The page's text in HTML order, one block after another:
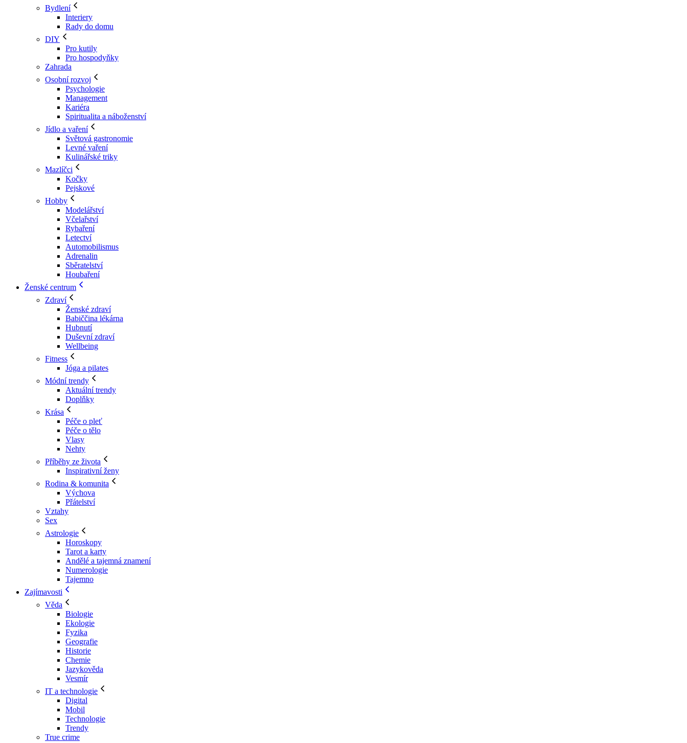
Bydlení
Interiery
Rady do domu
DIY
Pro kutily
Pro hospodyňky
Zahrada
Osobní rozvoj
Psychologie
Management
Kariéra
Spiritualita a náboženství
Jídlo a vaření
Světová gastronomie
Levné vaření
Kulinářské triky
Mazlíčci
Kočky
Pejskové
Hobby
Modelářství
Včelařství
Rybaření
Letectví
Automobilismus
Adrenalin
Sběratelství
Houbaření
Ženské centrum
Zdraví
Ženské zdraví
Babiččina lékárna
Hubnutí
Duševní zdraví
Wellbeing
Fitness
Jóga a pilates
Módní trendy
Aktuální trendy
Doplňky
Krása
Péče o pleť
Péče o tělo
Vlasy
Nehty
Příběhy ze života
Inspirativní ženy
Rodina & komunita
Výchova
Přátelství
Vztahy
Sex
Astrologie
Horoskopy
Tarot a karty
Andělé a tajemná znamení
Numerologie
Tajemno
Zajímavosti
Věda
Biologie
Ekologie
Fyzika
Geografie
Historie
Chemie
Jazykověda
Vesmír
IT a technologie
Digital
Mobil
Technologie
Trendy
True crime